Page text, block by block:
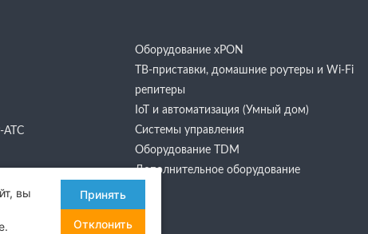
АТС
Оборудование хPON
ТВ-приставки, домашние роутеры и Wi-Fi
репитеры
IoT и автоматизация (Умный дом)
Системы управления
Оборудование TDM
Дополнительное оборудование
вы
Принять
Отклонить